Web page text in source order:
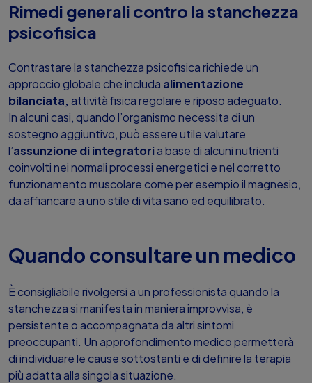
Rimedi generali contro la stanchezza
psicofisica
Contrastare la stanchezza psicofisica richiede un
approccio globale che includa alimentazione
bilanciata, attività fisica regolare e riposo adeguato.
In alcuni casi, quando l’organismo necessita di un
sostegno aggiuntivo, può essere utile valutare
l’assunzione di integratoria base di alcuni nutrienti
coinvolti nei normali processi energetici e nel corretto
funzionamento muscolare come per esempio il magnesio,
da affiancare a uno stile di vita sano ed equilibrato.
Quando consultare un medico
È consigliabile rivolgersi a un professionista quando la
stanchezza si manifesta in maniera improvvisa, è
persistente o accompagnata da altri sintomi
preoccupanti. Un approfondimento medico permetterà
di individuare le cause sottostanti e di definire la terapia
più adatta alla singola situazione.